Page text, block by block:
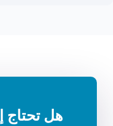
هل تحتاج